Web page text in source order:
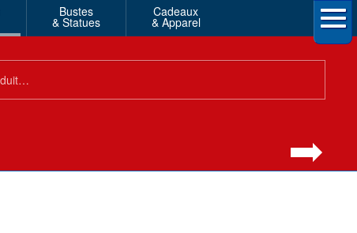
Bustes
& Statues
Cadeaux
& Apparel